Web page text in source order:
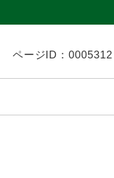
ページID：0005312